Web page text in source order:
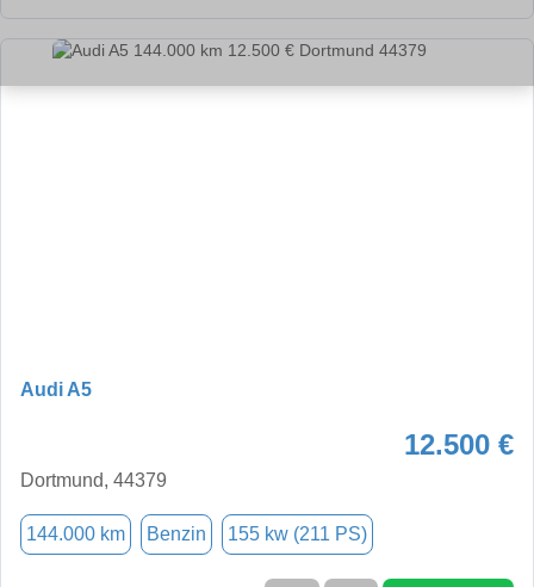
Audi A5
12.500 €
Dortmund, 44379
144.000 km Benzin 155 kw (211 PS)